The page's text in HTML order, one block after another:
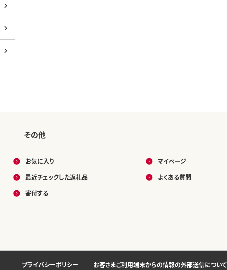
その他
お気に入り
最近チェックした返礼品
寄付する
マイページ
よくある質問
プライバシーポリシー お客さまご利用端末からの情報の外部送信について